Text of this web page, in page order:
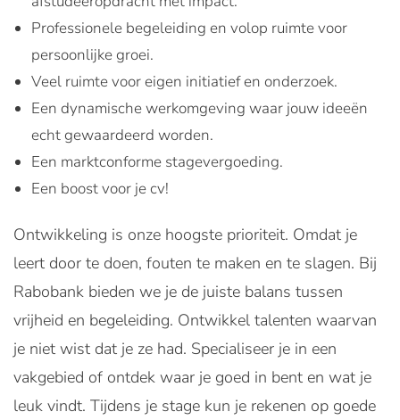
Professionele begeleiding en volop ruimte voor
persoonlijke groei.
Veel ruimte voor eigen initiatief en onderzoek.
Een dynamische werkomgeving waar jouw ideeën
echt gewaardeerd worden.
Een marktconforme stagevergoeding.
Een boost voor je cv!
Ontwikkeling is onze hoogste prioriteit. Omdat je
leert door te doen, fouten te maken en te slagen. Bij
Rabobank bieden we je de juiste balans tussen
vrijheid en begeleiding. Ontwikkel talenten waarvan
je niet wist dat je ze had. Specialiseer je in een
vakgebied of ontdek waar je goed in bent en wat je
leuk vindt. Tijdens je stage kun je rekenen op goede